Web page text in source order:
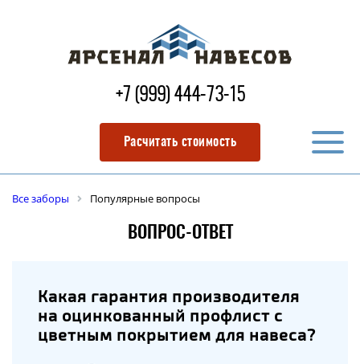
+7 (999) 444-73-15
Расчитать стоимость
Все заборы Популярные вопросы
ВОПРОС-ОТВЕТ
Какая гарантия производителя
на оцинкованный профлист с
цветным покрытием для навеса?